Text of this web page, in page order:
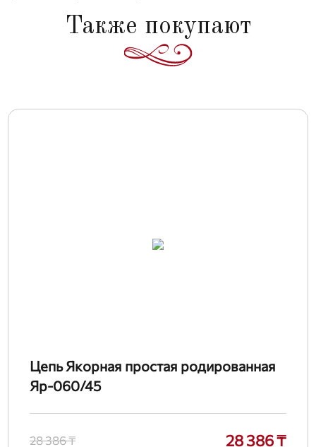
Также покупают
Цепь Якорная простая родированная
Яр-060/45
28 386 ₸ 28 386 ₸